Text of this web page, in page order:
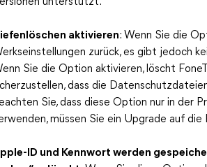
aktivieren: Wenn Sie die
zurück, es gibt jedoch
Sie die Option aktivieren, löscht
dass die
Sie, dass diese Option nur in der
müssen Sie ein Upgrade auf die
ID und Kennwort werden